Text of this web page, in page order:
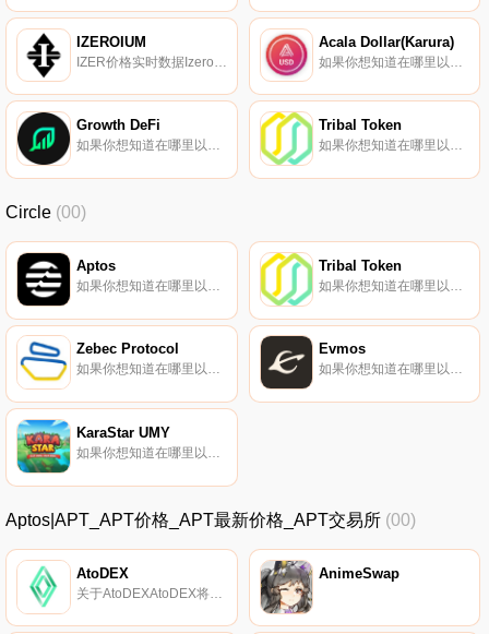
IZEROIUM Acala Dollar(Karura)
Growth DeFi
如果你想知道在哪里以当前价格购买Growth DeFi,目前交易{Growth DeFi]股票的顶级加密货币交易所是PancakeSwap（V2）。您可以在我们的加密货币交易所页面上找到其他列表.
Tribal Token
如果你想知道在哪里以当前价格购买Tribal Token,目前交易{Tribal Token]股票的顶级加密货币交易所是KuCoin。您可以在我们的加密货币交易所页面上找到其他列表。中小型企业对新兴市场经济体至关重要,在拉丁美洲等市场雇佣了大多数工人.
Circle (00)
Aptos Tribal Token
Zebec Protocol
如果你想知道在哪里以当前价格购买Zebec Protocol,目前交易{Zebec Protocol]股票的顶级加密货币交易所是OKX、ByZBCt、Bitget、Hotcoin Global和BingX。您可以在我们的加密货币交易所页面上找到其他列表.
Evmos
如果你想知道在哪里以当前价格购买Evmos,目前交易{Evmos]股票的顶级加密货币交易所是Bitget、DigiFinex、BingX、XT.COM和HuoEVMOS。您可以在我们的加密货币交易所页面上找到其他列表。Evmos是一种区块链间通信协议,又称IBC；区块链的IP层.
KaraStar UMY
如果你想知道在哪里以当前价格购买KaraStar UMY,目前交易{KaraStar UMY]股票的顶级加密货币交易所是PancakeSwap（V2）。您可以在我们的加密货币交易所页面上找到其他列表.
Aptos|APT_APT价格_APT最新价格_APT交易所 (00)
AtoDEX AnimeSwap